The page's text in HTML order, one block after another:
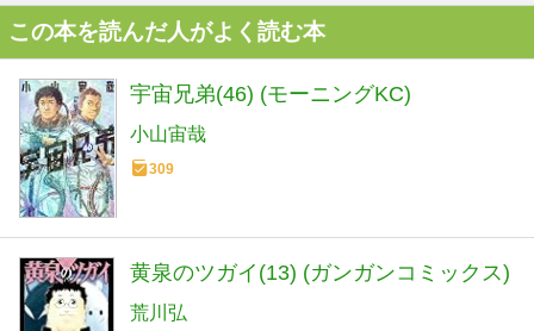
この本を読んだ人がよく読む本
宇宙兄弟(46) (モーニングKC)
小山宙哉
309
黄泉のツガイ(13) (ガンガンコミックス)
荒川弘